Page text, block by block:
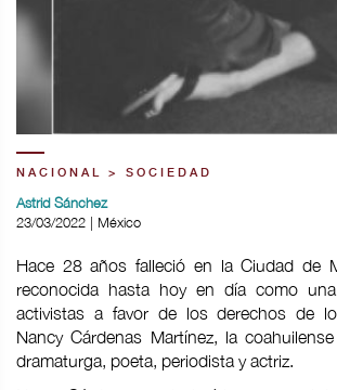
NACIONAL > SOCIEDAD
Astrid Sánchez
23/03/2022 | México
Hace 28 años falleció en la Ciudad de
reconocida hasta hoy en día como
activistas a favor de los derechos de
Nancy Cárdenas Martínez, la
dramaturga, poeta, periodista y actriz.